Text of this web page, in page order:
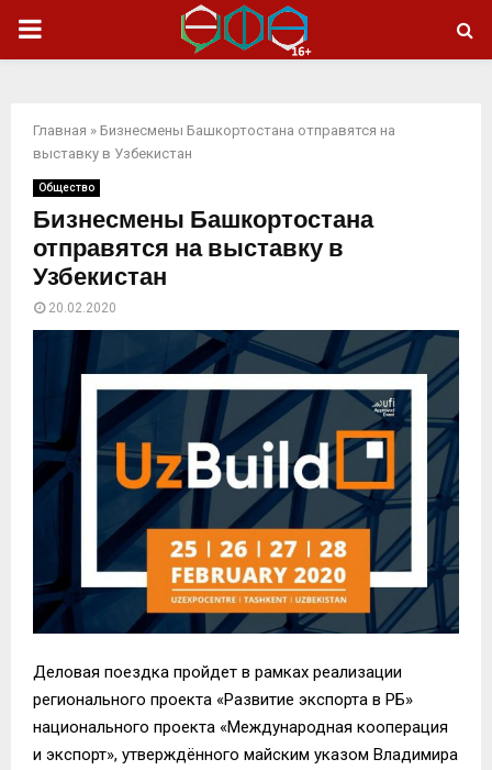
ОСНОВНОЕ
Главная » Бизнесмены Башкортостана отправятся на
выставку в Узбекистан
Общество
Бизнесмены Башкортостана
отправятся на выставку в
Узбекистан
20.02.2020
Деловая поездка пройдет в рамках реализации
регионального проекта «Развитие экспорта в РБ»
национального проекта «Международная кооперация
и экспорт», утверждённого майским указом Владимира